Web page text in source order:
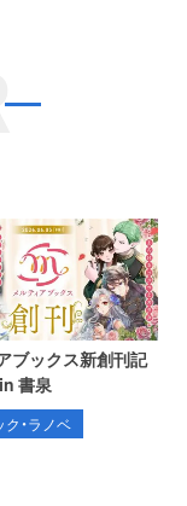
ブックス新創刊記
書泉
ク・ラノベ